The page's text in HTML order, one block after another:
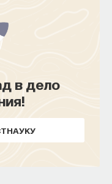
в дело